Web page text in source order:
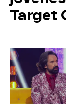
Target